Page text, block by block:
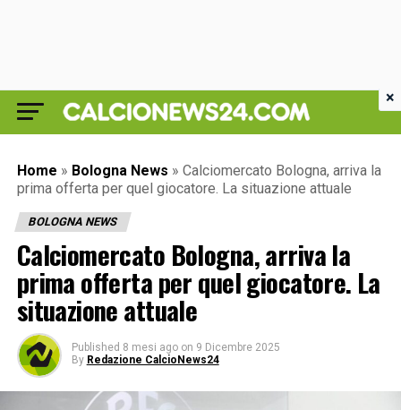
Home » Bologna News » Calciomercato Bologna, arriva la
prima offerta per quel giocatore. La situazione attuale
BOLOGNA NEWS
Calciomercato Bologna, arriva la
prima offerta per quel giocatore. La
situazione attuale
Published 8 mesi ago on 9 Dicembre 2025
By Redazione CalcioNews24
×